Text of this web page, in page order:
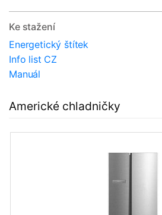
Ke stažení
Energetický štítek
Info list CZ
Manuál
Americké chladničky